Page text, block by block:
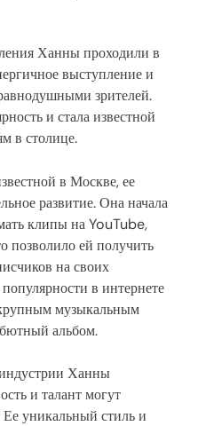
Ханны проходили в
выступление и
зрителей.
и стала известной
в столице.
в Москве, ее
развитие. Она начала
клипы на YouTube,
позволило ей получить
на своих
в интернете
музыкальным
альбом.
Ханны
и талант могут
уникальный стиль и